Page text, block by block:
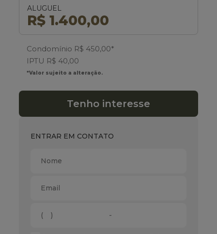
ALUGUEL
R$ 1.400,00
Condomínio R$ 450,00*
IPTU R$ 40,00
*Valor sujeito a alteração.
Tenho interesse
ENTRAR EM CONTATO